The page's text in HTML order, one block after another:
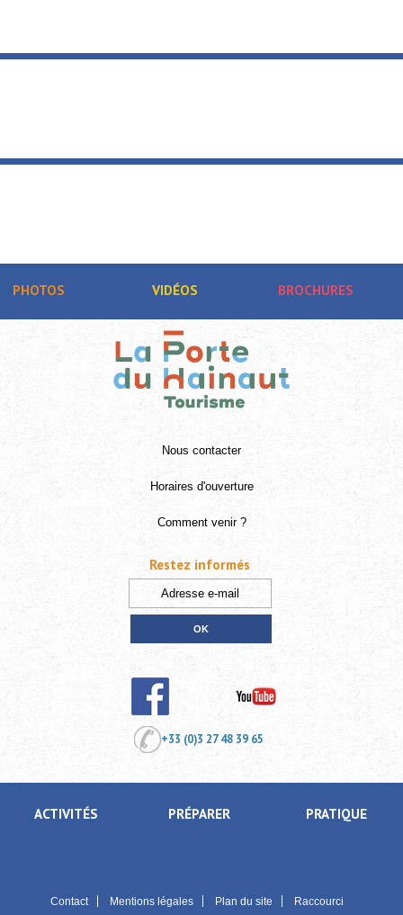
PHOTOS VIDÉOS BROCHURES
Nous contacter
Horaires d'ouverture
Comment venir ?
+33 (0)3 27 48 39 65
ACTIVITÉS PRÉPARER PRATIQUE
Contact Mentions légales Plan du site Raccourci
Restez informés